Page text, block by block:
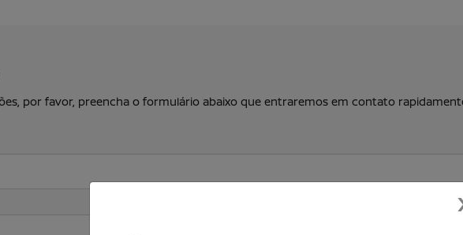
por favor, preencha o formulário abaixo que entraremos em contato